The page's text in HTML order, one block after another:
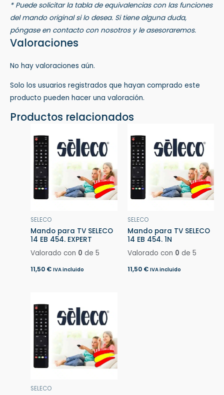
* Puede solicitar la tabla de equivalencias con las funciones
del mando original si lo desea. Si tiene alguna duda,
póngase en contacto con nosotros y le asesoraremos.
Valoraciones
No hay valoraciones aún.
Solo los usuarios registrados que hayan comprado este
producto pueden hacer una valoración.
Productos relacionados
SELECO
Mando para TV SELECO
14 EB 454. EXPERT
Valorado con 0 de 5
11,50 € IVA incluido
SELECO
Mando para TV SELECO
14 EB 454. 1N
Valorado con 0 de 5
11,50 € IVA incluido
SELECO